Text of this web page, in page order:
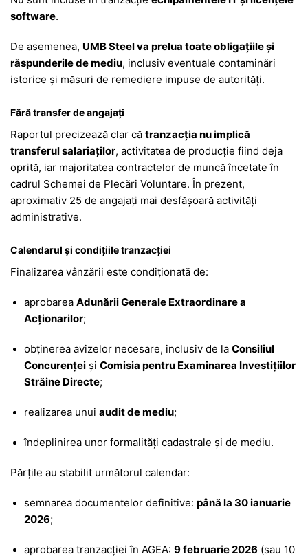
software.
De asemenea, UMB Steel va prelua toate obligațiile și
răspunderile de mediu, inclusiv eventuale contaminări
istorice și măsuri de remediere impuse de autorități.
Fără transfer de angajați
Raportul precizează clar că tranzacția nu implică
transferul salariaților, activitatea de producție fiind deja
oprită, iar majoritatea contractelor de muncă încetate în
cadrul Schemei de Plecări Voluntare. În prezent,
aproximativ 25 de angajați mai desfășoară activități
administrative.
Calendarul și condițiile tranzacției
Finalizarea vânzării este condiționată de:
aprobarea Adunării Generale Extraordinare a
Acționarilor;
obținerea avizelor necesare, inclusiv de la Consiliul
Concurenței și Comisia pentru Examinarea Investițiilor
Străine Directe;
realizarea unui audit de mediu;
îndeplinirea unor formalități cadastrale și de mediu.
Părțile au stabilit următorul calendar:
semnarea documentelor definitive: până la 30 ianuarie
2026;
aprobarea tranzacției în AGEA: 9 februarie 2026 (sau 10